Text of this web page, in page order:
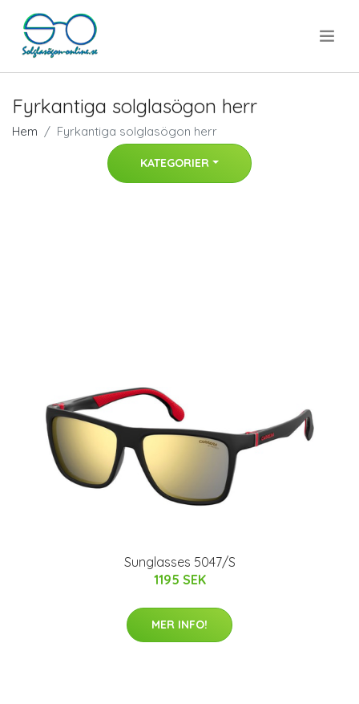
Fyrkantiga solglasögon herr
Hem Fyrkantiga solglasögon herr
KATEGORIER
Sunglasses 5047/S
1195 SEK
MER INFO!